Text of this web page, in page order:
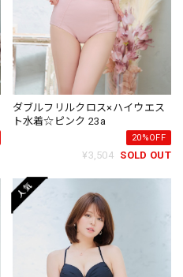
ダブルフリルクロス×ハイウエス
ト水着☆ピンク 23a
20%OFF
¥3,504 SOLD OUT